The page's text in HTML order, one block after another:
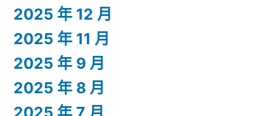
2025 年 12 月
2025 年 11 月
2025 年 9 月
2025 年 8 月